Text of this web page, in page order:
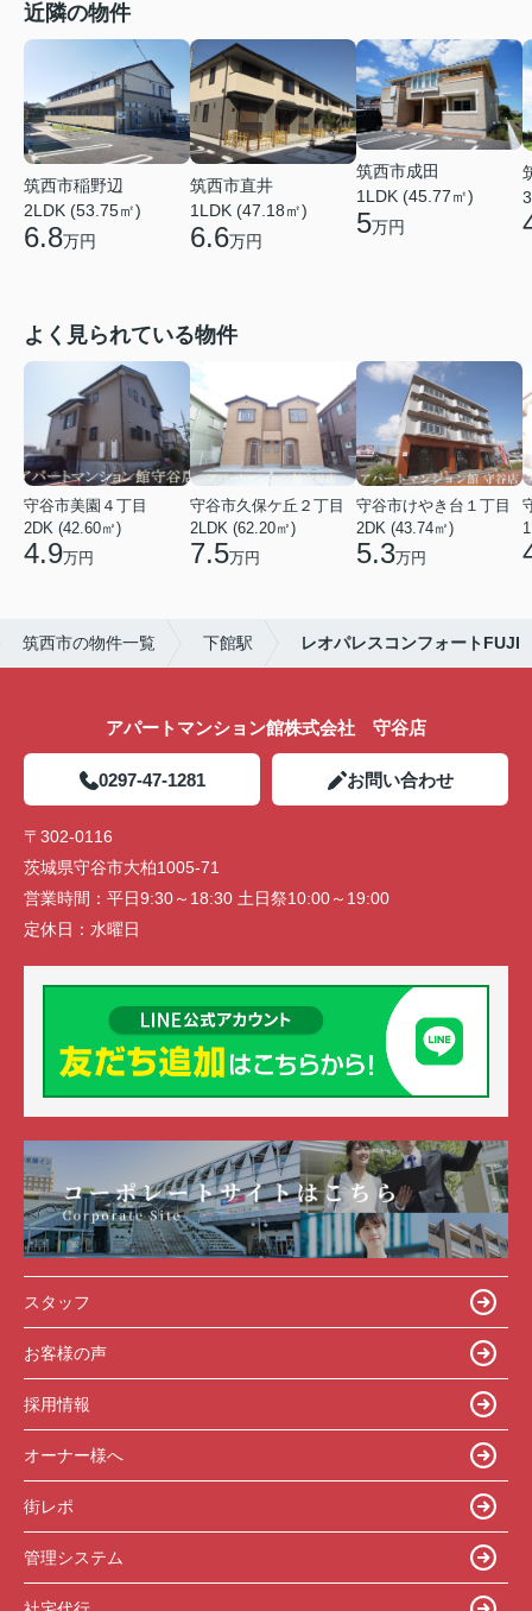
近隣の物件
筑西市稲野辺
2LDK (53.75㎡)
6.8万円
筑西市直井
1LDK (47.18㎡)
6.6万円
筑西市成田
1LDK (45.77㎡)
5万円
よく見られている物件
守谷市美園４丁目
2DK (42.60㎡)
4.9万円
守谷市久保ケ丘２丁目
2LDK (62.20㎡)
7.5万円
守谷市けやき台１丁目
2DK (43.74㎡)
5.3万円
筑西市の物件一覧 下館駅 レオパレスコンフォートFUJI
アパートマンション館株式会社 守谷店
0297-47-1281 お問い合わせ
〒302-0116
茨城県守谷市大柏1005-71
営業時間： 平日9:30～18:30 土日祭10:00～19:00
定休日： 水曜日
スタッフ
お客様の声
採用情報
オーナー様へ
街レポ
管理システム